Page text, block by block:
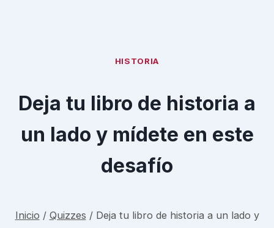
HISTORIA
Deja tu libro de historia a
un lado y mídete en este
desafío
Inicio / Quizzes / Deja tu libro de historia a un lado y